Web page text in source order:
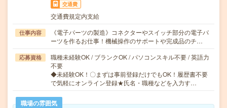
交通費
交通費規定内支給
仕事内容
《電子パーツの製造》コネクターやスイッチ部分の電子パ
ーツを作るお仕事！機械操作のサポートや完成品のチ…
応募資格
職種未経験OK / ブランクOK / パソコンスキル不要 / 英語力
不要
◆未経験OK！〇まずは事前登録だけでもOK！履歴書不要
で気軽にオンライン登録★氏名・職種などを入力す…
職場の雰囲気